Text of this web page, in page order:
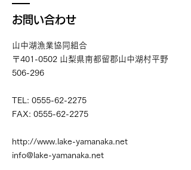
お問い合わせ
山中湖漁業協同組合
〒401-0502 山梨県南都留郡山中湖村平野
506-296
TEL: 0555-62-2275
FAX: 0555-62-2275
http://www.lake-yamanaka.net
info@lake-yamanaka.net